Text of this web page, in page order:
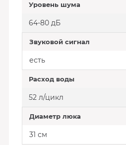
Уровень шума
64-80 дБ
Звуковой сигнал
есть
Расход воды
52 л/цикл
Диаметр люка
31 см